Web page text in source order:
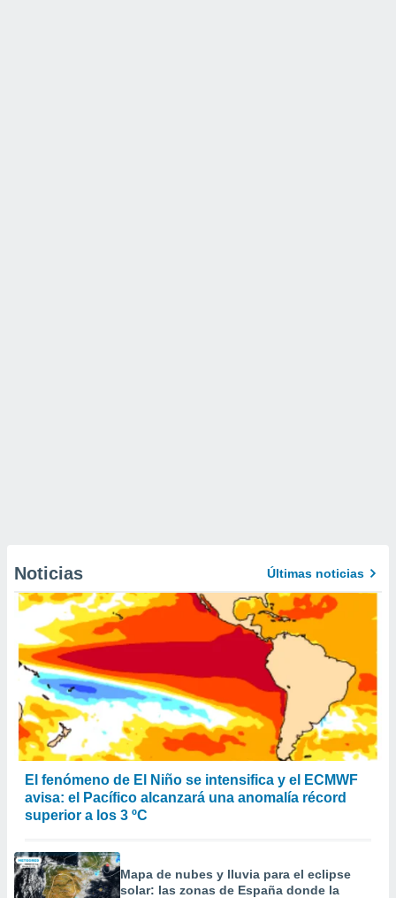
Noticias Últimas noticias
El fenómeno de El Niño se intensifica y el ECMWF
avisa: el Pacífico alcanzará una anomalía récord
superior a los 3 ºC
Mapa de nubes y lluvia para el eclipse
solar: las zonas de España donde la